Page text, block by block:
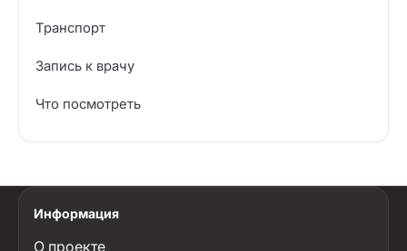
Транспорт
Запись к врачу
Что посмотреть
Информация
О проекте